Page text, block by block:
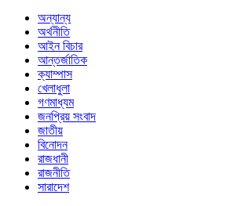
অন্যান্য
অর্থনীতি
আইন বিচার
আন্তর্জাতিক
ক্যাম্পাস
খেলাধুলা
গণমাধ্যম
জনপ্রিয় সংবাদ
জাতীয়
বিনোদন
রাজধানী
রাজনীতি
সারাদেশ